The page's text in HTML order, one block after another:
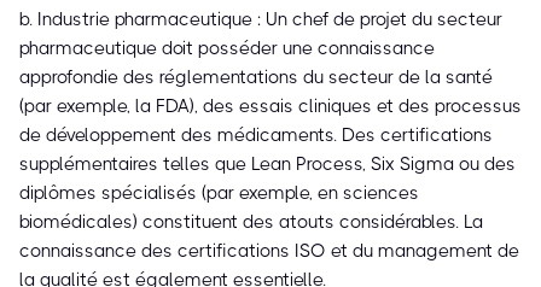
b. Industrie pharmaceutique : Un chef de projet du secteur
pharmaceutique doit posséder une connaissance
approfondie des réglementations du secteur de la santé
(par exemple, la FDA), des essais cliniques et des processus
de développement des médicaments. Des certifications
supplémentaires telles que Lean Process, Six Sigma ou des
diplômes spécialisés (par exemple, en sciences
biomédicales) constituent des atouts considérables. La
connaissance des certifications ISO et du management de
la qualité est également essentielle.